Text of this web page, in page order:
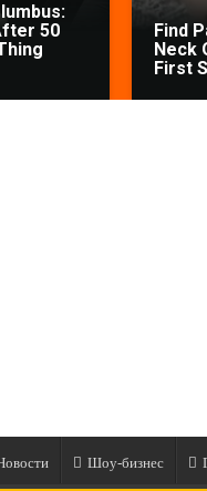
50
Find
Neck
First
Шоу-бизнес